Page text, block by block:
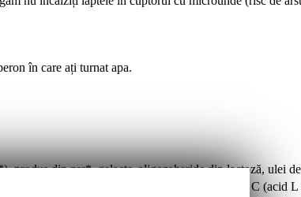
în care ați turnat apa.
din zer*, galacto-oligozaharide din lactoză, ulei
de calciu, carbonat de magneziu, vitamina C (acid L